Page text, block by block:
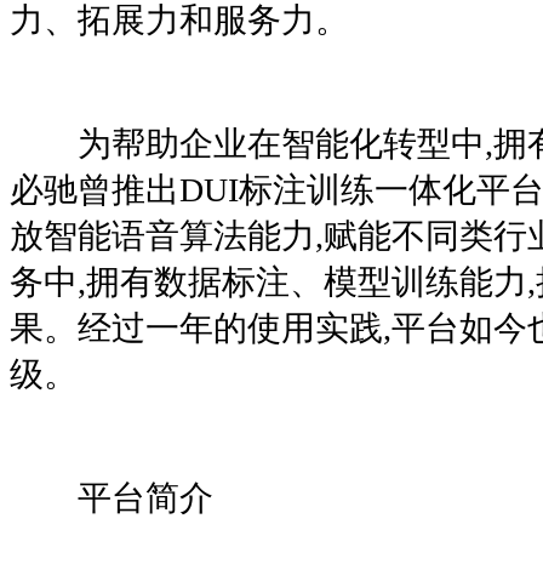
力、拓展力和服务力。
为帮助企业在智能化转型中,拥
必驰曾推出DUI标注训练一体化平
放智能语音算法能力,赋能不同类行
务中,拥有数据标注、模型训练能力
果。经过一年的使用实践,平台如今
级。
平台简介